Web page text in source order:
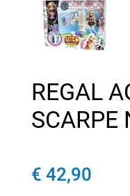
REGAL
SCARPE
€ 42,90